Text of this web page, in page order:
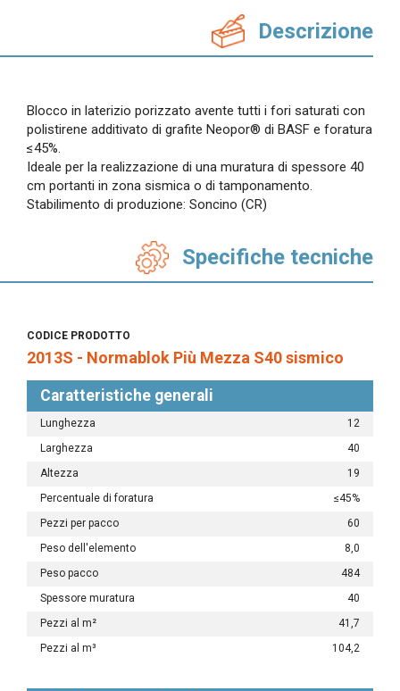
QuantiMattoni Descrizione
Blocco in laterizio porizzato avente tutti i fori saturati con
polistirene additivato di grafite Neopor® di BASF e foratura
≤45%.
Ideale per la realizzazione di una muratura di spessore 40
cm portanti in zona sismica o di tamponamento.
Stabilimento di produzione: Soncino (CR)
Specifiche tecniche
CODICE PRODOTTO
2013S - Normablok Più Mezza S40 sismico
Caratteristiche generali
Lunghezza
12
Larghezza
40
Altezza
19
Percentuale di foratura
≤45%
Pezzi per pacco
60
Peso dell'elemento
8,0
Peso pacco
484
Spessore muratura
40
Pezzi al m²
41,7
Pezzi al m³
104,2